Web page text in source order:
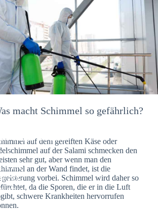
in Ornbau – Ihr
und Stelle
an
macht Schimmel so gefährlich?
auf dem gereiften Käse oder
auf der Salami schmecken den
sehr gut, aber wenn man den
an der Wand findet, ist die
vorbei. Schimmel wird daher so
da die Sporen, die er in die Luft
schwere Krankheiten hervorrufen